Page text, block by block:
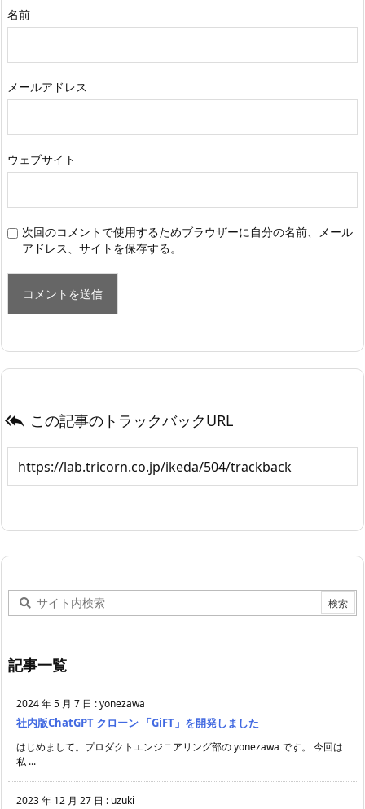
名前
メールアドレス
ウェブサイト
次回のコメントで使用するためブラウザーに自分の名前、メール
アドレス、サイトを保存する。
 この記事のトラックバックURL
記事一覧
2024 年 5 月 7 日 :yonezawa
社内版ChatGPT クローン 「GiFT」を開発しました
はじめまして。プロダクトエンジニアリング部の yonezawa です。 今回は
私 ...
2023 年 12 月 27 日 : uzuki